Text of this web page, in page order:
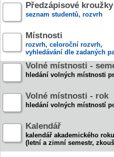
Předzápisové kroužky
seznam studentů, rozvrh
Místnosti
rozvrh, celoroční rozvrh,
vyhledávání dle zadaných
Volné místnosti -
hledání volných místnosti
Volné místnosti - rok
hledání volných místností
Kalendář
kalendář akademického roku
(letní a zimní semestr,